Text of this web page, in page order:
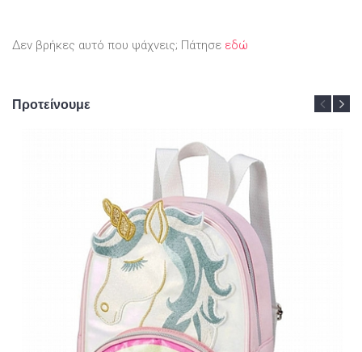
Δεν βρήκες αυτό που ψάχνεις; Πάτησε εδώ
Προτείνουμε